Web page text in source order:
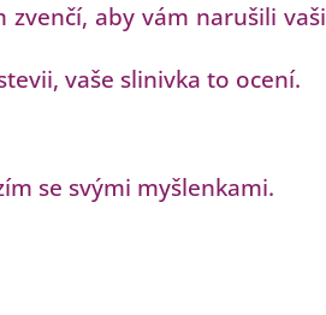
aby vám narušili vaši
vaše slinivka to ocení.
se svými myšlenkami.